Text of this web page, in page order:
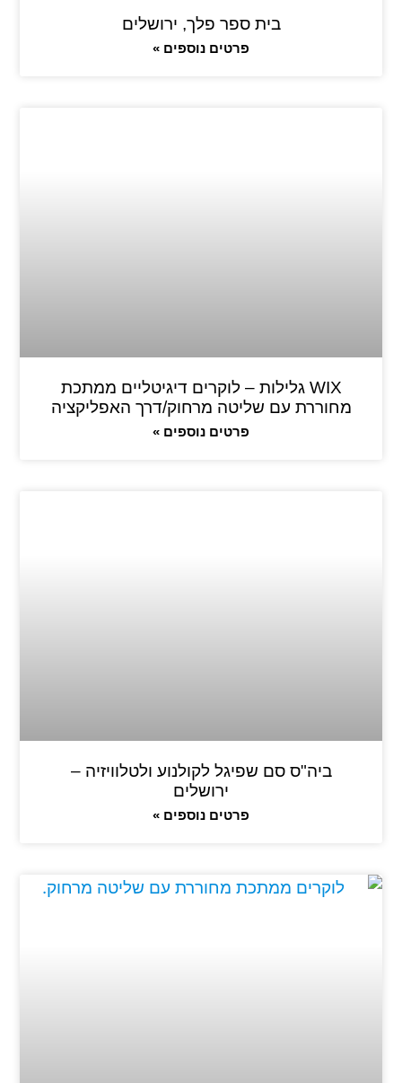
בית ספר פלך, ירושלים
פרטים נוספים »
WIX גלילות – לוקרים דיגיטליים ממתכת
מחוררת עם שליטה מרחוק/דרך האפליקציה
פרטים נוספים »
ביה"ס סם שפיגל לקולנוע ולטלוויזיה –
ירושלים
פרטים נוספים »